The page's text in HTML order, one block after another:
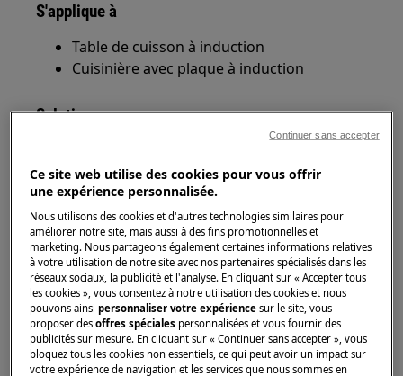
S'applique à
Table de cuisson à induction
Cuisinière avec plaque à induction
Solution
induction:
Si la casserole est marquée comme
approprié pour l'induction par le
fabricant.
Si un aimant reste attaché au fond de
la casserole.
Important:le fond de la casserole
doit être assez épais et plat.
Matériau des casseroles:
Ce site web utilise des cookies pour vous offrir
une expérience personnalisée.
Nous utilisons des cookies et d'autres technologies similaires pour
améliorer notre site, mais aussi à des fins promotionnelles et
marketing. Nous partageons également certaines informations relatives
à votre utilisation de notre site avec nos partenaires spécialisés dans les
réseaux sociaux, la publicité et l'analyse. En cliquant sur « Accepter tous
les cookies », vous consentez à notre utilisation des cookies et nous
pouvons ainsipersonnaliser votre expériencesur le site, vous
proposer desoffres spéciales personnalisées et vous fournir des
publicités sur mesure. En cliquant sur « Continuer sans accepter », vous
bloquez tous les cookies non essentiels, ce qui peut avoir un impact sur
votre expérience de navigation et les services que nous sommes en
Continuer sans accepter